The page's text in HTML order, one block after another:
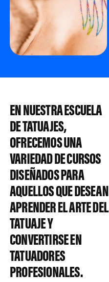
EN NUESTRA ESCUELA
DE TATUAJES,
OFRECEMOS UNA
VARIEDAD DE CURSOS
DISEÑADOS PARA
AQUELLOS QUE DESEAN
APRENDER EL ARTE DEL
TATUAJE Y
CONVERTIRSE EN
TATUADORES
PROFESIONALES.